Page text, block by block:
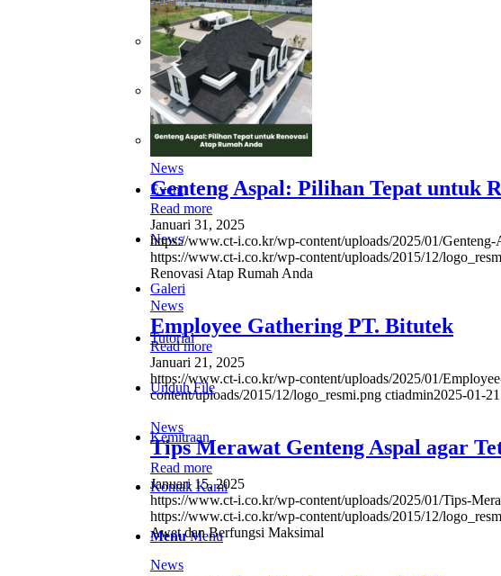
CT6 SHINGLE
UNDERMASTER
BASEMASTER
Event
News
Galeri
Tutorial
Unduh File
Kemitraan
Kontak Kami
Menu Menu
News
Genteng Aspal: Pilihan Tepat untuk
Read more
Januari 31, 2025
https://www.ct-i.co.kr/wp-content/uploads/2025/01/
https://www.ct-i.co.kr/wp-content/uploads/2015/12/
Renovasi Atap Rumah Anda
News
Employee Gathering PT. Bitutek
Read more
Januari 21, 2025
https://www.ct-i.co.kr/wp-content/uploads/2025/01/
content/uploads/2015/12/logo_resmi.png ctiadmin2025-01-
News
Tips Merawat Genteng Aspal agar
Read more
Januari 15, 2025
https://www.ct-i.co.kr/wp-content/uploads/2025/01/Tips-
https://www.ct-i.co.kr/wp-content/uploads/2015/12/
Awet dan Berfungsi Maksimal
News